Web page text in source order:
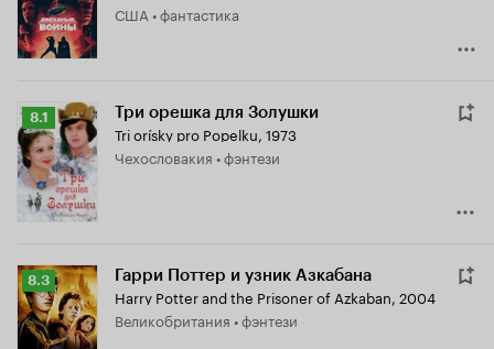
США • фантастика
Рейтинг
Кинопоиска
8.1
8.1 Три орешка для Золушки
Tri orísky pro Popelku, 1973
Чехословакия • фэнтези
Рейтинг
Кинопоиска
8.3
8.3 Гарри Поттер и узник Азкабана
Harry Potter and the Prisoner of Azkaban, 2004
Великобритания • фэнтези